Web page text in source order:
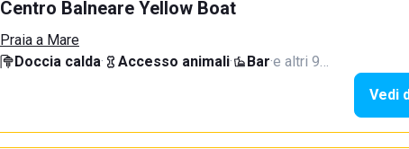
Centro Balneare Yellow Boat
Praia a Mare
Doccia calda· Accesso animali· Bar·e altri 9…
Vedi